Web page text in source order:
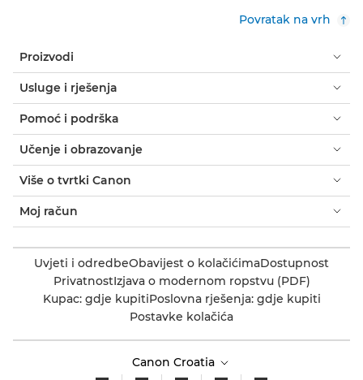
Povratak na vrh
Proizvodi
Usluge i rješenja
Pomoć i podrška
Učenje i obrazovanje
Više o tvrtki Canon
Moj račun
Uvjeti i odredbeObavijest o kolačićimaDostupnost
PrivatnostIzjava o modernom ropstvu (PDF)
Kupac: gdje kupitiPoslovna rješenja: gdje kupiti
Postavke kolačića
Canon Croatia